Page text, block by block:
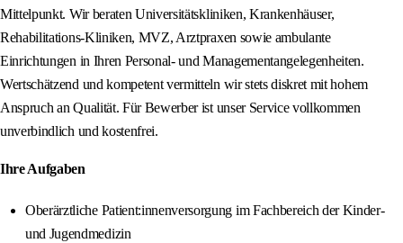
Mittelpunkt. Wir beraten Universitätskliniken, Krankenhäuser,
Rehabilitations-Kliniken, MVZ, Arztpraxen sowie ambulante
Einrichtungen in Ihren Personal- und Managementangelegenheiten.
Wertschätzend und kompetent vermitteln wir stets diskret mit hohem
Anspruch an Qualität. Für Bewerber ist unser Service vollkommen
unverbindlich und kostenfrei.
Ihre Aufgaben
Oberärztliche Patient:innenversorgung im Fachbereich der Kinder-
und Jugendmedizin